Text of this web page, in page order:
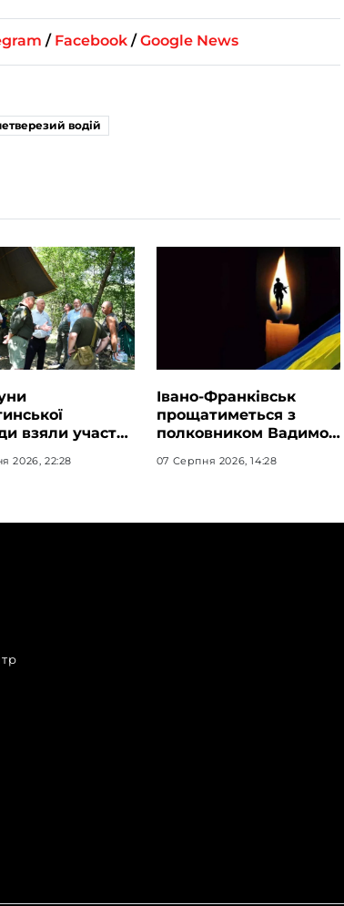
/ Facebook /Google News
водій
взяли участь
2026, 22:28
Івано-Франківськ
прощатиметься з
полковником Вадимом
пам’ять Герою
07 Серпня 2026, 14:28